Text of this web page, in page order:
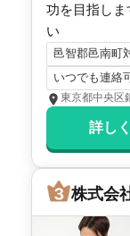
功を目指しま
い
邑智郡邑南町
いつでも連絡
東京都中央
詳し
株式会